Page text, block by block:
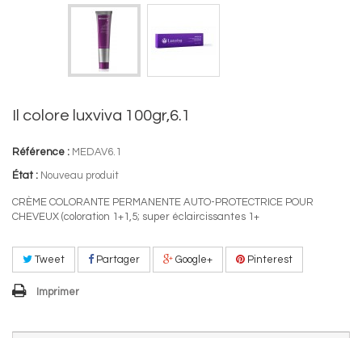
Il colore luxviva 100gr,6.1
Référence : MEDAV6.1
État : Nouveau produit
CRÈME COLORANTE PERMANENTE AUTO-PROTECTRICE POUR
CHEVEUX (coloration 1+1,5; super éclaircissantes 1+
Tweet Partager Google+ Pinterest
Imprimer